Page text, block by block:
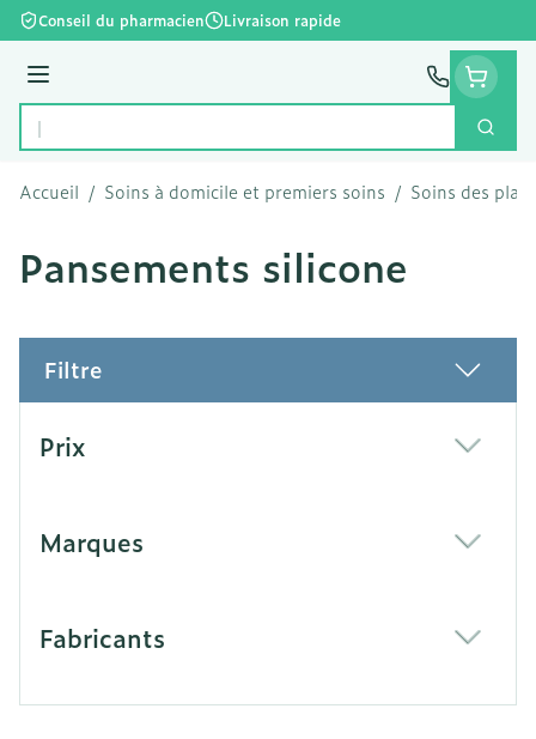
Aller au contenu
Conseil du pharmacien Livraison rapide
Menu
Rechercher
Accueil / Soins à domicile et premiers soins / Soins des
Pansements silicone
Filtre
Prix
Marques
Fabricants